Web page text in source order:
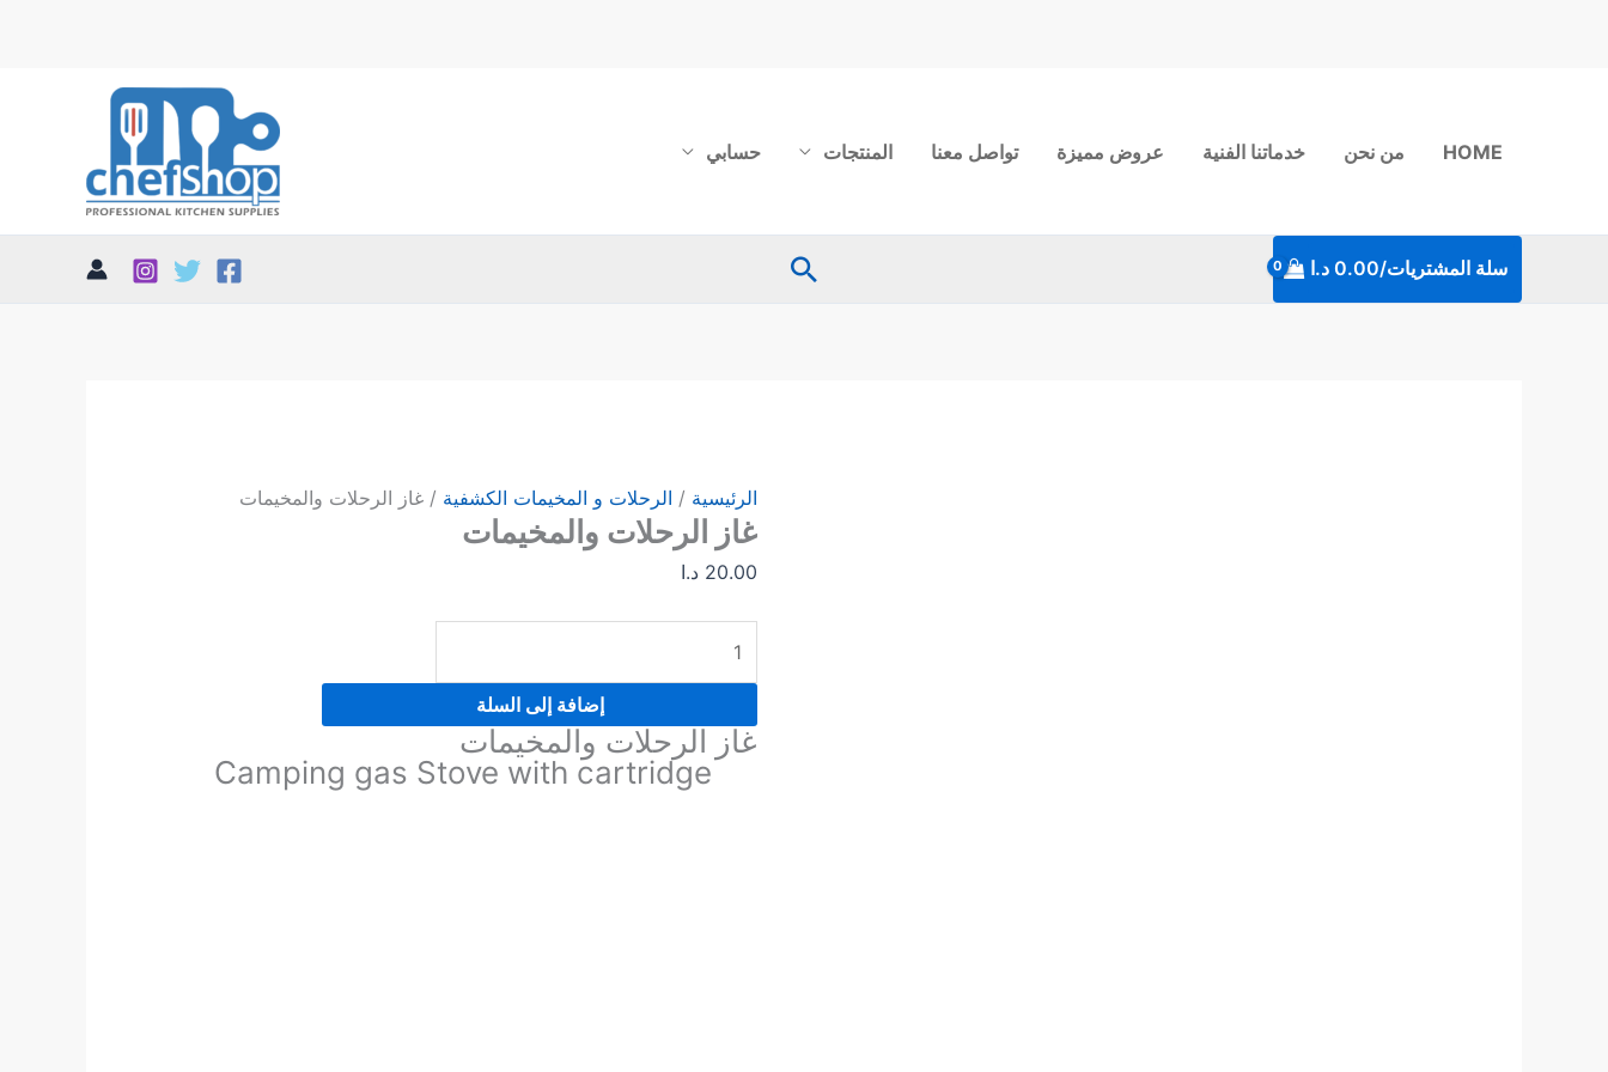
HOME من نحن خدماتنا الفنية عروض مميزة تواصل معنا المنتجات حسابي
سلة المشتريات/0.00 د.ا البحث
الرئيسية / الرحلات و المخيمات الكشفية / غاز الرحلات والمخيمات
غاز الرحلات والمخيمات
20.00 د.ا
والمخيمات
إضافة إلى السلة
غاز الرحلات والمخيمات
Camping gas Stove with cartridge